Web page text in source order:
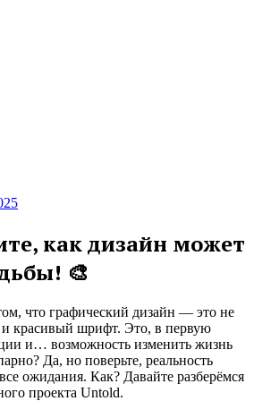
как дизайн может
🎨
что графический дизайн — это не
и красивый шрифт. Это, в первую
и… возможность изменить жизнь
Да, но поверьте, реальность
ожидания. Как? Давайте разберёмся
проекта Untold.